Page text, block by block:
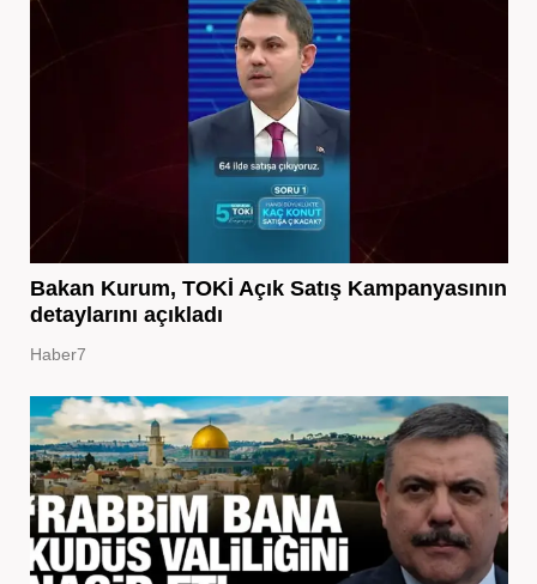
Bakan Kurum, TOKİ Açık Satış Kampanyasının
detaylarını açıkladı
Haber7